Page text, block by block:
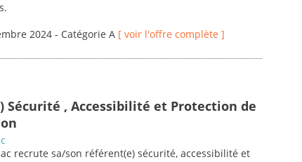
2024 - Catégorie A [ voir l'offre complète ]
Sécurité , Accessibilité et Protection de
recrute sa/son référent(e) sécurité, accessibilité et